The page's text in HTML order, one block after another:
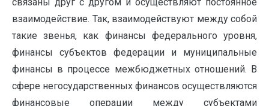
взаимодействие. Так, взаимодействуют между собой
такие звенья, как финансы федерального уровня,
финансы субъектов федерации и муниципальные
финансы в процессе межбюджетных отношений. В
сфере негосударственных финансов осуществляются
финансовые операции между субъектами